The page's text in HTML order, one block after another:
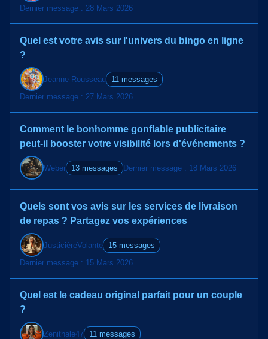
Dernier message : 28 Mars 2026
Quel est votre avis sur l'univers du bingo en ligne
?
Jeanne Rousseau
11 messages
Dernier message : 27 Mars 2026
Comment le bonhomme gonflable publicitaire
peut-il booster votre visibilité lors d'événements ?
Weber 13 messages Dernier message : 18 Mars 2026
Quels sont vos avis sur les services de livraison
de repas ? Partagez vos expériences
JusticièreVolante
15 messages
Dernier message : 15 Mars 2026
Quel est le cadeau original parfait pour un couple
?
Zenithale47
11 messages